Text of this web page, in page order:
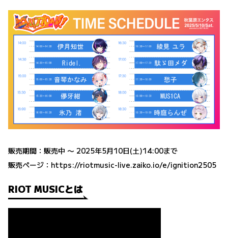
販売期間：販売中 〜 2025年5月10日(土)14:00まで
販売ページ： https://riotmusic-live.zaiko.io/e/ignition2505
RIOT MUSICとは